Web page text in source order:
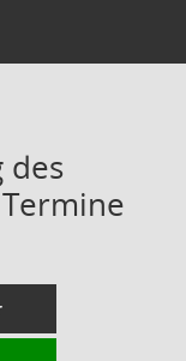
des